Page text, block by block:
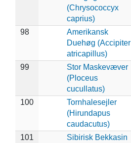
(Chrysococcyx
caprius)
98
Amerikansk
Duehøg (Accipiter
atricapillus)
99
Stor Maskevæver
(Ploceus
cucullatus)
100
Tornhalesejler
(Hirundapus
caudacutus)
101
Sibirisk Bekkasin